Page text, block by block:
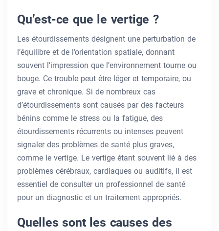
Qu’est-ce que le vertige ?
Les étourdissements désignent une perturbation de
l’équilibre et de l’orientation spatiale, donnant
souvent l’impression que l’environnement tourne ou
bouge. Ce trouble peut être léger et temporaire, ou
grave et chronique. Si de nombreux cas
d’étourdissements sont causés par des facteurs
bénins comme le stress ou la fatigue, des
étourdissements récurrents ou intenses peuvent
signaler des problèmes de santé plus graves,
comme le vertige. Le vertige étant souvent lié à des
problèmes cérébraux, cardiaques ou auditifs, il est
essentiel de consulter un professionnel de santé
pour un diagnostic et un traitement appropriés.
Quelles sont les causes des